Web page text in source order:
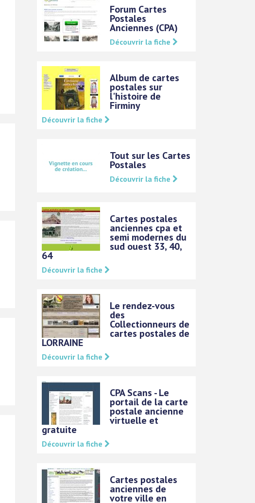
Forum Cartes
Postales
Anciennes (CPA)
Découvrir la fiche
Album de cartes
postales sur
l'histoire de
Firminy
Découvrir la fiche
Tout sur les Cartes
Postales
Découvrir la fiche
Cartes postales
anciennes cpa et
semi modernes du
sud ouest 33, 40,
64
Découvrir la fiche
Le rendez-vous
des
Collectionneurs de
cartes postales de
LORRAINE
Découvrir la fiche
CPA Scans - Le
portail de la carte
postale ancienne
virtuelle et
gratuite
Découvrir la fiche
Cartes postales
anciennes de
votre ville en